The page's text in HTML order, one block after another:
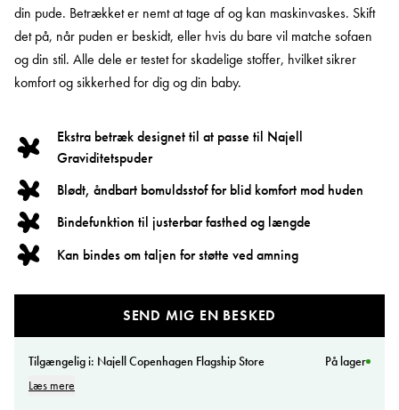
din pude. Betrækket er nemt at tage af og kan maskinvaskes. Skift
det på, når puden er beskidt, eller hvis du bare vil matche sofaen
og din stil. Alle dele er testet for skadelige stoffer, hvilket sikrer
komfort og sikkerhed for dig og din baby.
Ekstra betræk designet til at passe til Najell
Graviditetspuder
Blødt, åndbart bomuldsstof for blid komfort mod huden
Bindefunktion til justerbar fasthed og længde
Kan bindes om taljen for støtte ved amning
SEND MIG EN BESKED
Tilgængelig i: Najell Copenhagen Flagship Store
Læs mere
På lager